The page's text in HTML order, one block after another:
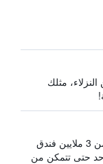
مثلك
يبحث HotelsCombined في أكثر من 3 ملايين فندق
حتى تتمكن من